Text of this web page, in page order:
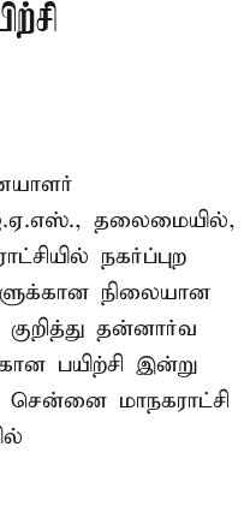
தலைமையில்,
நகர்ப்புற
நிலையான
தன்னார்வ
பயிற்சி இன்று
சென்னை மாநகராட்சி